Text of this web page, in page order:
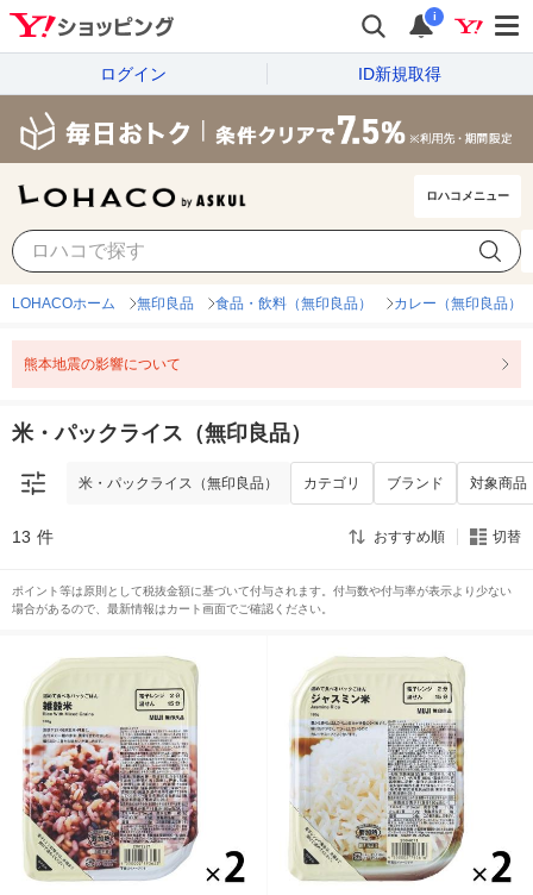
i
ログイン ID新規取得
ロハコメニュー
米・パックライス（無印良品） 対象商品
LOHACOホーム 無印良品 食品・飲料（無印良品） カレー（無印良品）
熊本地震の影響について
米・パックライス（無印良品）
米・パックライス（無印良品） カテゴリ ブランド 対象商品
13 件 おすすめ順 切替
ポイント等は原則として税抜金額に基づいて付与されます。付与数や付与率が表示より少ない
場合があるので、最新情報はカート画面でご確認ください。